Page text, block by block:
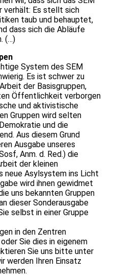
verhält: Es stellt sich
taub und behauptet,
dass sich die Abläufe
(…)
System des SEM
Es ist schwer zu
der Basisgruppen,
Öffentlichkeit verborgen
und aktivistische
Gruppen wird selten
und die
Aus diesem Grund
Ausgabe unseres
Anm. d. Red.) die
der kleinen
neue Asylsystem ins Licht
wird ihnen gewidmet
uns bekannten Gruppen
dieser Sonderausgabe
selbst in einer Gruppe
in den Zentren
Sie dies in eigenem
Sie uns bitte unter
werden Ihren Einsatz